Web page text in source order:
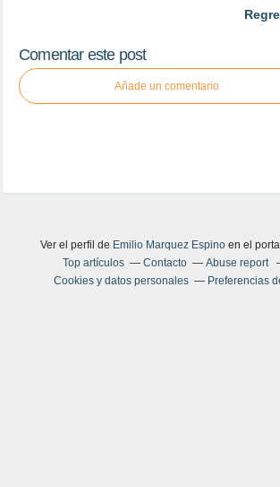
Comentar este post
Añade un comentario
Ver el perfil de Emilio Marquez Espinoen el
Top artículos
Contacto Abuse report
Cookies y datos personales
Preferencias